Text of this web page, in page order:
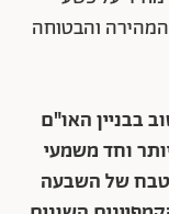
והבטוחה
בבניין האו"ם
וחד משמעי
של השבעה